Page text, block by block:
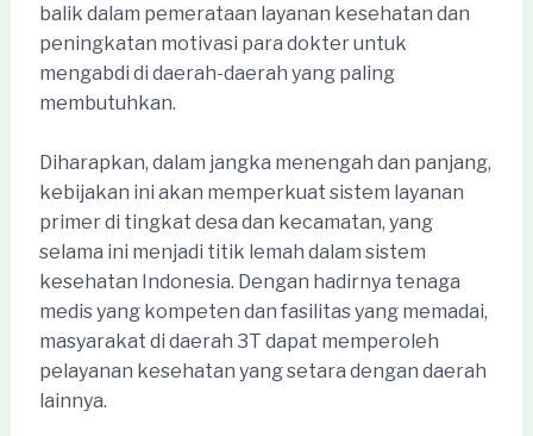
balik dalam pemerataan layanan kesehatan dan
peningkatan motivasi para dokter untuk
mengabdi di daerah-daerah yang paling
membutuhkan.
Diharapkan, dalam jangka menengah dan panjang,
kebijakan ini akan memperkuat sistem layanan
primer di tingkat desa dan kecamatan, yang
selama ini menjadi titik lemah dalam sistem
kesehatan Indonesia. Dengan hadirnya tenaga
medis yang kompeten dan fasilitas yang memadai,
masyarakat di daerah 3T dapat memperoleh
pelayanan kesehatan yang setara dengan daerah
lainnya.